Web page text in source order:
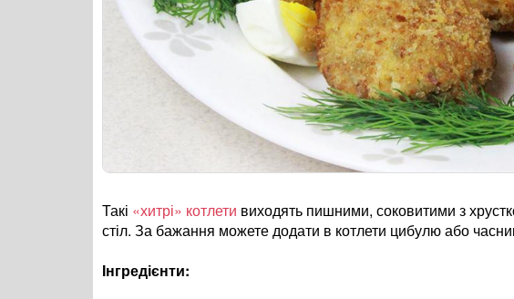
Такі «хитрі» котлети виходять пишними, соковитими з
стіл. За бажання можете додати в котлети цибулю або
Інгредієнти: